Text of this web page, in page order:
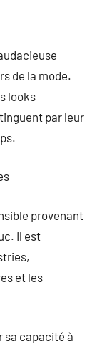
de la mode.
looks
par leur
provenant
Il est
et les
sa capacité à